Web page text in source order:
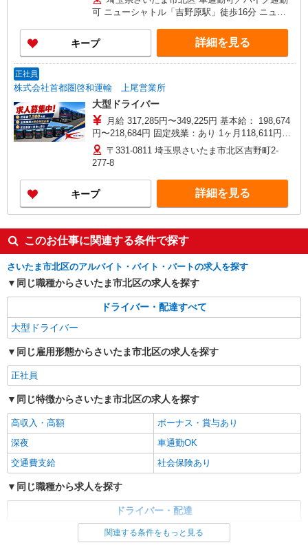
す。
可 ニューシャトル「吉野原駅」徒歩16分 ニュー
キープ 詳細を見る
正社員
株式会社首都圏啓和運輸 上尾営業所
大型ドライバー
月給 317,285円〜349,225円 基本給： 198,674
円〜218,684円 固定残業：あり 1ヶ月118,611円〜
130,571円(固定残業時間：1ヶ月あたり78時間) 固
定残業時間を超えた勤務時間は別途残業代を支給
族手当金額：なし 全員に一律で支払われるその他
手当金額：なし 【給与例】40歳 ：月23日勤務 (基
本給)218,684円＋(固定残業手当)130,571円＋(歩合
599,255円×12ヶ月＝年収7,191,060円＋賞与年2回
〒331-0811 埼玉県さいたま市北区吉野町2-
277-8
キープ 詳細を見る
このお仕事に関連する条件で探す
さいたま市北区のアルバイト・バイト・パートの求人を探す
同じ職種からさいたま市北区の求人を探す
ドライバー・配達すべて
大型ドライバー
同じ雇用形態からさいたま市北区の求人を探す
正社員
同じ特徴からさいたま市北区の求人を探す
高収入・高額
ボーナス・賞与あり
深夜
車通勤OK
交通費支給
社会保険あり
同じ職種から求人を探す
ドライバー・配達
同じ特徴から求人を探す関連する条件をもっと見る